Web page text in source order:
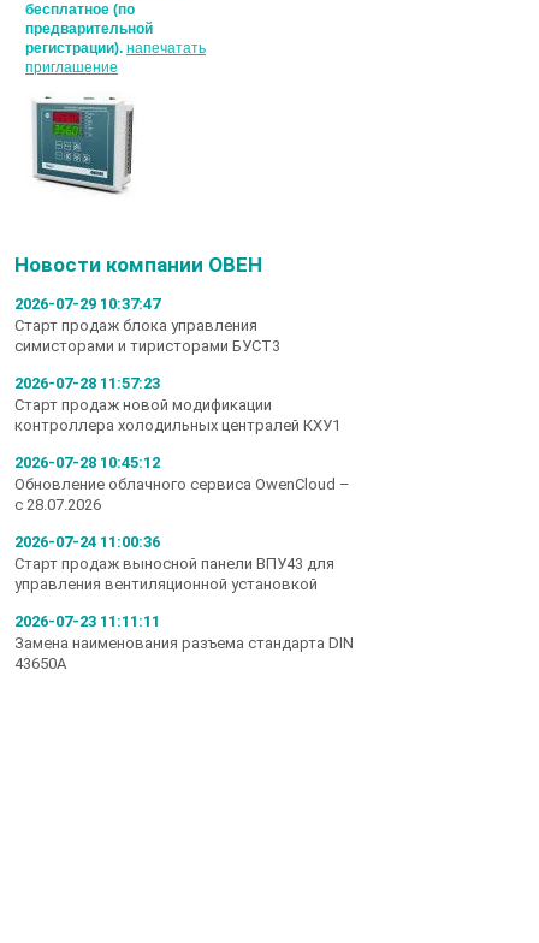
бесплатное (по
предварительной
регистрации). напечатать
приглашение